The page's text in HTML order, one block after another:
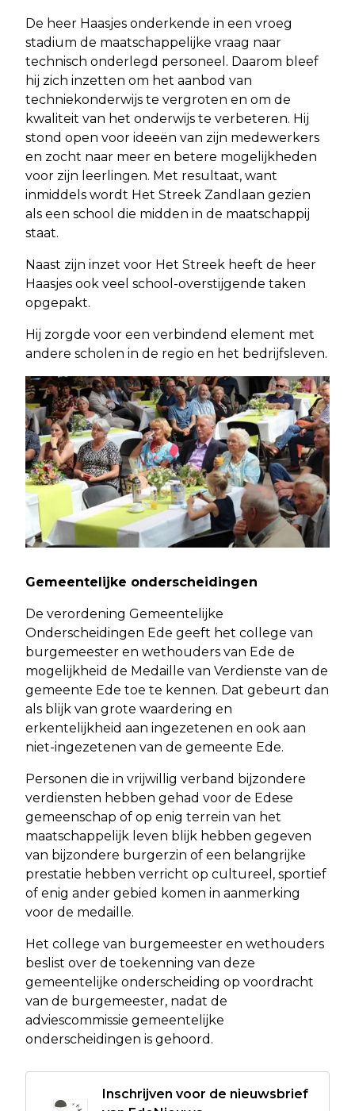
De heer Haasjes onderkende in een vroeg
stadium de maatschappelijke vraag naar
technisch onderlegd personeel. Daarom bleef
hij zich inzetten om het aanbod van
techniekonderwijs te vergroten en om de
kwaliteit van het onderwijs te verbeteren. Hij
stond open voor ideeën van zijn medewerkers
en zocht naar meer en betere mogelijkheden
voor zijn leerlingen. Met resultaat, want
inmiddels wordt Het Streek Zandlaan gezien
als een school die midden in de maatschappij
staat.
Naast zijn inzet voor Het Streek heeft de heer
Haasjes ook veel school-overstijgende taken
opgepakt.
Hij zorgde voor een verbindend element met
andere scholen in de regio en het bedrijfsleven.
Gemeentelijke onderscheidingen
De verordening Gemeentelijke
Onderscheidingen Ede geeft het college van
burgemeester en wethouders van Ede de
mogelijkheid de Medaille van Verdienste van de
gemeente Ede toe te kennen. Dat gebeurt dan
als blijk van grote waardering en
erkentelijkheid aan ingezetenen en ook aan
niet-ingezetenen van de gemeente Ede.
Personen die in vrijwillig verband bijzondere
verdiensten hebben gehad voor de Edese
gemeenschap of op enig terrein van het
maatschappelijk leven blijk hebben gegeven
van bijzondere burgerzin of een belangrijke
prestatie hebben verricht op cultureel, sportief
of enig ander gebied komen in aanmerking
voor de medaille.
Het college van burgemeester en wethouders
beslist over de toekenning van deze
gemeentelijke onderscheiding op voordracht
van de burgemeester, nadat de
adviescommissie gemeentelijke
onderscheidingen is gehoord.
Inschrijven voor de nieuwsbrief